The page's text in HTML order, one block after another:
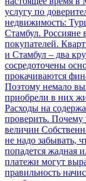
услугу по
недвижимость:
Стамбул. Россияне
покупателей.
и Стамбул – два
сосредоточены
прокачиваются
Поэтому немало
приобрели в них
Расходы на
проверить. Почему
величин
не надо забывать,
попадется жадная
платежи могут
правильность